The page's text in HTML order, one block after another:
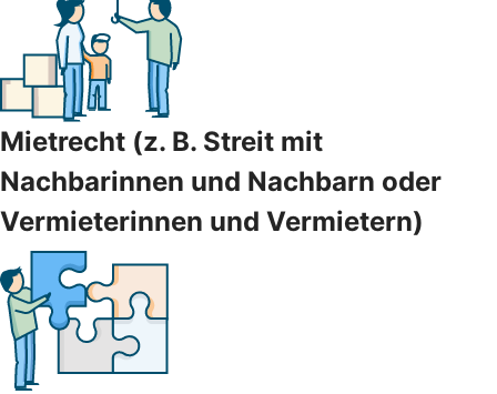
Mietrecht (z. B. Streit mit
Nachbarinnen und Nachbarn oder
Vermieterinnen und Vermietern)